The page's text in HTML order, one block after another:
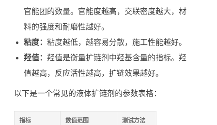
官能团的数量。官能度越高，交联密度越大，材
料的强度和耐磨性越好。
粘度： 粘度越低，越容易分散，施工性能越好。
羟值： 羟值是衡量扩链剂中羟基含量的指标。羟
值越高，反应活性越高，扩链效果越好。
以下是一个常见的液体扩链剂的参数表格：
指标 数值范围 测试方法